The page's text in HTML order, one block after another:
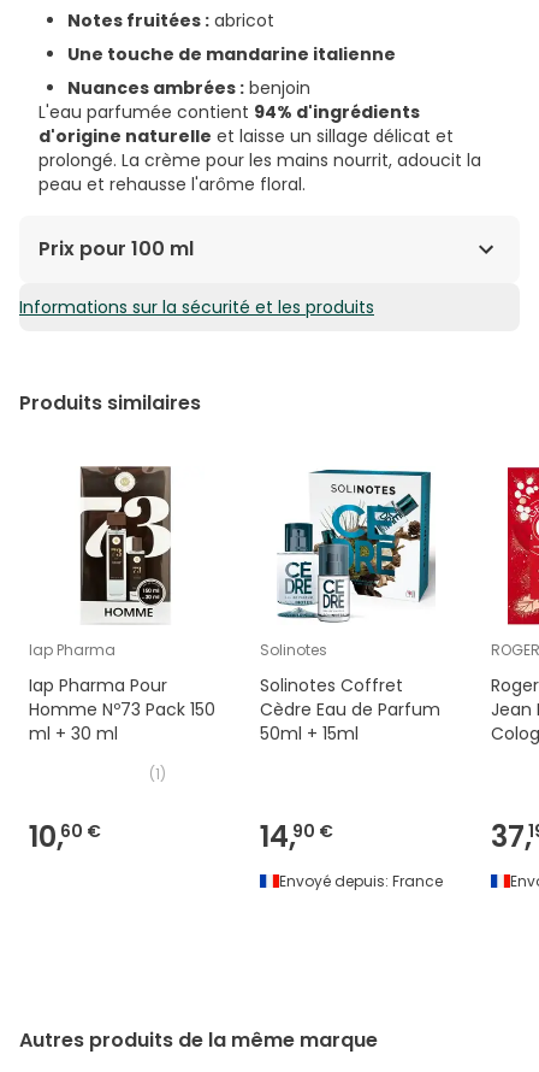
Notes fruitées : abricot
Une touche de mandarine italienne
Nuances ambrées : benjoin
L'eau parfumée contient 94% d'ingrédients
d'origine naturelle et laisse un sillage délicat et
prolongé. La crème pour les mains nourrit, adoucit la
peau et rehausse l'arôme floral.
Prix pour 100 ml
39,38€ / 100 ml
Informations sur la sécurité et les produits
Produits similaires
Iap Pharma
Iap Pharma Pour
Homme Nº73 Pack 150
ml + 30 ml
(1)
10,60 €
Solinotes
Solinotes Coffret
Cèdre Eau de Parfum
50ml + 15ml
14,90 €
Envoyé depuis: France
Jean
37,
Autres produits de la même marque